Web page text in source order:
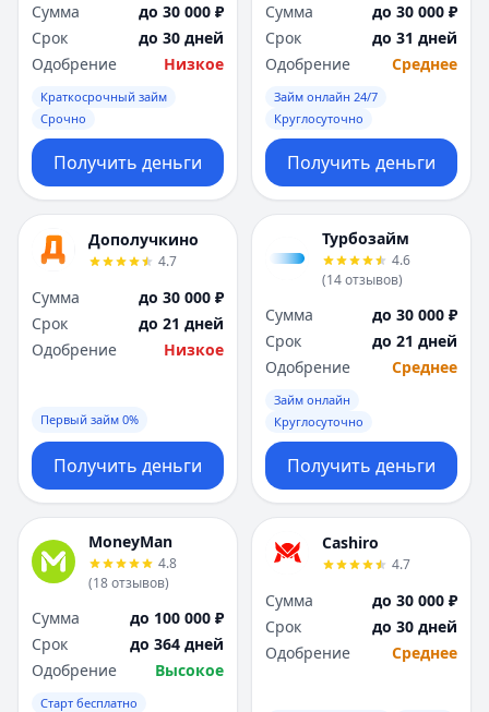
Вся Россия
Вся Россия
Сумма
до 30 000 ₽
Срок
до 30 дней
Одобрение
Низкое
Краткосрочный займ
Срочно
Получить деньги
Сумма
до 30 000 ₽
Срок
до 31 дней
Одобрение
Среднее
Займ онлайн 24/7
Круглосуточно
Получить деньги
Дополучкино
4.7
Сумма
до 30 000 ₽
Срок
до 21 дней
Одобрение
Низкое
Первый займ 0%
Получить деньги
Турбозайм
4.6
(14отзывов)
Сумма
до 30 000 ₽
Срок
до 21 дней
Одобрение
Среднее
Займ онлайн
Круглосуточно
Получить деньги
MoneyMan
4.8
(18отзывов)
Сумма
до 100 000 ₽
Срок
до 364 дней
Одобрение
Высокое
Старт бесплатно
Cashiro
4.7
Сумма
до 30 000 ₽
Срок
до 30 дней
Одобрение
Среднее